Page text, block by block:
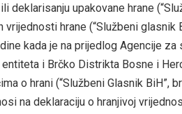
deklarisanju upakovane hrane
vrijednosti hrane (“Službeni
kada je na prijedlog Agencije
i Brčko Distrikta Bosne i
o hrani (“Službeni Glasnik BiH”,
na deklaraciju o hranjivoj